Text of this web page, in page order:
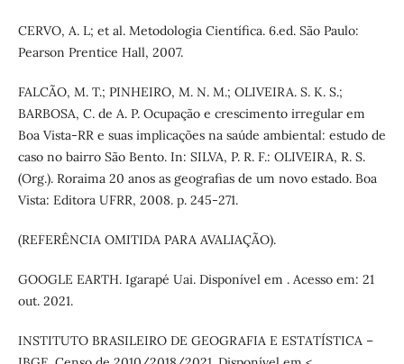
CERVO, A. L; et al. Metodologia Científica. 6.ed. São Paulo:
Pearson Prentice Hall, 2007.
FALCÃO, M. T.; PINHEIRO, M. N. M.; OLIVEIRA. S. K. S.;
BARBOSA, C. de A. P. Ocupação e crescimento irregular em
Boa Vista-RR e suas implicações na saúde ambiental: estudo de
caso no bairro São Bento. In: SILVA, P. R. F.: OLIVEIRA, R. S.
(Org.). Roraima 20 anos as geografias de um novo estado. Boa
Vista: Editora UFRR, 2008. p. 245-271.
(REFERÊNCIA OMITIDA PARA AVALIAÇÃO).
GOOGLE EARTH. Igarapé Uai. Disponível em . Acesso em: 21
out. 2021.
INSTITUTO BRASILEIRO DE GEOGRAFIA E ESTATÍSTICA –